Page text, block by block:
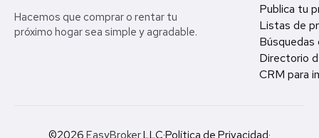
Hacemos que comprar o rentar tu
próximo hogar sea simple y agradable.
Publica tu
Listas de
Búsquedas
Directorio
CRM para
©2026 EasyBrokerLLC·Política de Privacidad·